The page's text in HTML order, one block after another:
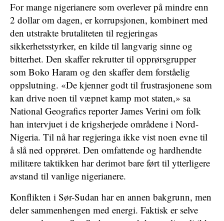
For mange nigerianere som overlever på mindre enn
2 dollar om dagen, er korrupsjonen, kombinert med
den utstrakte brutaliteten til regjeringas
sikkerhetsstyrker, en kilde til langvarig sinne og
bitterhet. Den skaffer rekrutter til opprørsgrupper
som Boko Haram og den skaffer dem forståelig
oppslutning. «De kjenner godt til frustrasjonene som
kan drive noen til væpnet kamp mot staten,» sa
National Geografics reporter James Verini om folk
han intervjuet i de krigsherjede områdene i Nord-
Nigeria. Til nå har regjeringa ikke vist noen evne til
å slå ned opprøret. Den omfattende og hardhendte
militære taktikken har derimot bare ført til ytterligere
avstand til vanlige nigerianere.
Konflikten i Sør-Sudan har en annen bakgrunn, men
deler sammenhengen med energi. Faktisk er selve